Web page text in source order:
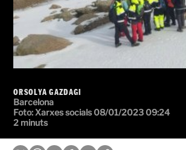
ORSOLYA GAZDAGI
Barcelona
Foto:Xarxes socials 08/01/2023 09:24
2 minuts